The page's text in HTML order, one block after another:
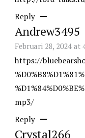
Reply
Andrew3495
Februari 28, 2024 at
https://
mp3/
Reply
Crystal266